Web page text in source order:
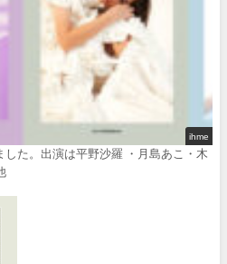
ihme
た。出演は平野沙羅 ・月島あこ・木